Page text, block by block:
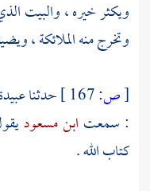
ويكثر خيره ، والبيت
وتخرج منه الملائكة ،
[ص: حدثنا
: سمعت ابن مسعود
كتاب الله .